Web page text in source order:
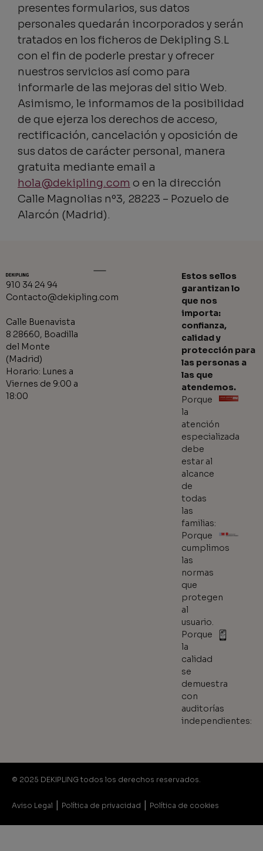
presentes formularios, sus datos
personales quedarán incorporados y serán
tratados en los ficheros de Dekipling S.L
con el fin de poderle prestar y ofrecer
nuestros servicios así como para
informarle de las mejoras del sitio Web.
Asimismo, le informamos de la posibilidad
de que ejerza los derechos de acceso,
rectificación, cancelación y oposición de
sus datos de carácter personal, manera
gratuita mediante email a
hola@dekipling.com o en la dirección
Calle Magnolias nº3, 28223 – Pozuelo de
Alarcón (Madrid).
910 34 24 94
Contacto@dekipling.com
Calle Buenavista
8 28660, Boadilla
del Monte
(Madrid)
Horario: Lunes a
Viernes de 9:00 a
18:00
Estos sellos
garantizan lo
que nos
importa:
confianza,
calidad y
protección para
las personas a
las que
atendemos.
Porque
la
atención
especializada
debe
estar al
alcance
de
todas
las
familias:
Porque
cumplimos
las
normas
que
protegen
al
usuario.
Porque
la
calidad
se
demuestra
con
auditorías
independientes:
© 2025 DEKIPLING todos los derechos reservados.
Aviso Legal | Política de privacidad | Política de cookies